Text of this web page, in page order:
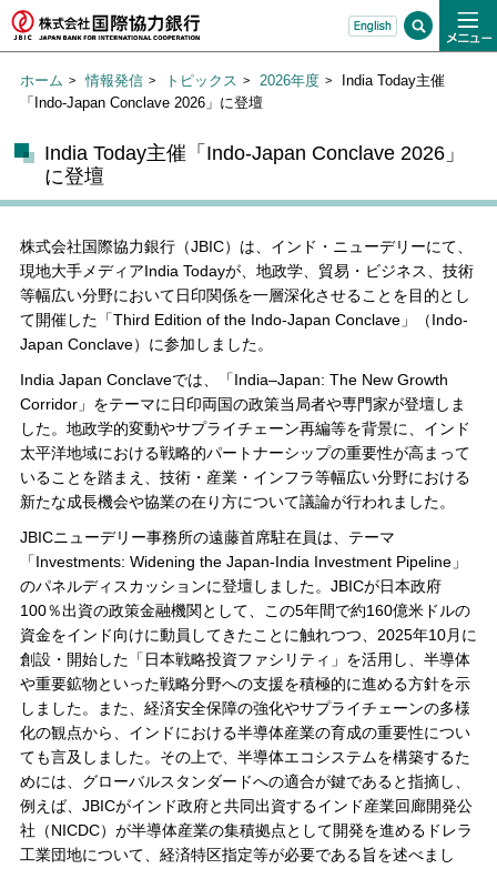
ホーム 情報発信 トピックス 2026年度
India Today主催
「Indo-Japan Conclave 2026」に登壇
India Today主催「Indo-Japan Conclave 2026」
に登壇
株式会社国際協力銀行（JBIC）は、インド・ニューデリーにて、
現地大手メディアIndia Todayが、地政学、貿易・ビジネス、技術
等幅広い分野において日印関係を一層深化させることを目的とし
て開催した「Third Edition of the Indo-Japan Conclave」（Indo-
Japan Conclave）に参加しました。
India Japan Conclaveでは、「India–Japan: The New Growth
Corridor」をテーマに日印両国の政策当局者や専門家が登壇しま
した。地政学的変動やサプライチェーン再編等を背景に、インド
太平洋地域における戦略的パートナーシップの重要性が高まって
いることを踏まえ、技術・産業・インフラ等幅広い分野における
新たな成長機会や協業の在り方について議論が行われました。
JBICニューデリー事務所の遠藤首席駐在員は、テーマ
「Investments: Widening the Japan-India Investment Pipeline」
のパネルディスカッションに登壇しました。JBICが日本政府
100％出資の政策金融機関として、この5年間で約160億米ドルの
資金をインド向けに動員してきたことに触れつつ、2025年10月に
創設・開始した「日本戦略投資ファシリティ」を活用し、半導体
や重要鉱物といった戦略分野への支援を積極的に進める方針を示
しました。また、経済安全保障の強化やサプライチェーンの多様
化の観点から、インドにおける半導体産業の育成の重要性につい
ても言及しました。その上で、半導体エコシステムを構築するた
めには、グローバルスタンダードへの適合が鍵であると指摘し、
例えば、JBICがインド政府と共同出資するインド産業回廊開発公
社（NICDC）が半導体産業の集積拠点として開発を進めるドレラ
工業団地について、経済特区指定等が必要である旨を述べまし